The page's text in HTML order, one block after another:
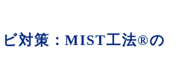
対策：MIST工法®の